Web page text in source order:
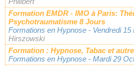
Formation EMDR - IMO à Paris:
Psychotraumatisme 8 Jours
Formations en Hypnose - Vendredi
Hirszowski
Formation : Hypnose, Tabac et
Formations en Hypnose - Mardi 29